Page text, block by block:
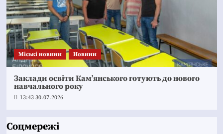
Mіські новини Новини
Заклади освіти Кам’янського готують до нового
навчального року
13:43 30.07.2026
Соцмережі